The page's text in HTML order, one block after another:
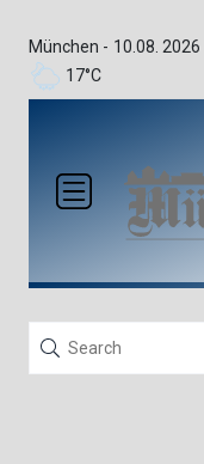
München -
17°C
10.08.